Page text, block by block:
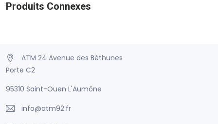
Produits Connexes
ATM 24 Avenue des Béthunes
Porte C2
95310 Saint-Ouen L'Aumône
info@atm92.fr